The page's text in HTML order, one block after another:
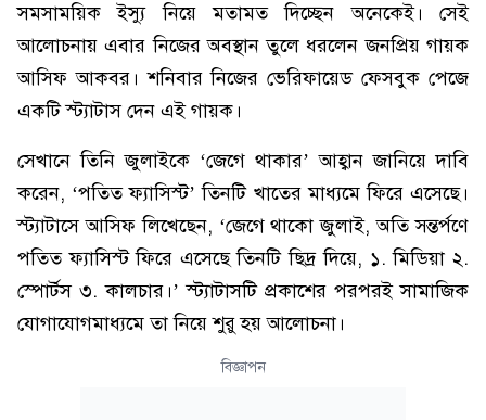
সমসাময়িক ইস্যু নিয়ে মতামত দিচ্ছেন অনেকেই। সেই
আলোচনায় এবার নিজের অবস্থান তুলে ধরলেন জনপ্রিয় গায়ক
আসিফ আকবর। শনিবার নিজের ভেরিফায়েড ফেসবুক পেজে
একটি স্ট্যাটাস দেন এই গায়ক।
সেখানে তিনি জুলাইকে ‘জেগে থাকার’ আহ্বান জানিয়ে দাবি
করেন, ‘পতিত ফ্যাসিস্ট’ তিনটি খাতের মাধ্যমে ফিরে এসেছে।
স্ট্যাটাসে আসিফ লিখেছেন, ‘জেগে থাকো জুলাই, অতি সন্তর্পণে
পতিত ফ‍্যাসিস্ট ফিরে এসেছে তিনটি ছিদ্র দিয়ে, ১. মিডিয়া ২.
স্পোর্টস ৩. কালচার।’ স্ট্যাটাসটি প্রকাশের পরপরই সামাজিক
যোগাযোগমাধ্যমে তা নিয়ে শুরু হয় আলোচনা।
বিজ্ঞাপন